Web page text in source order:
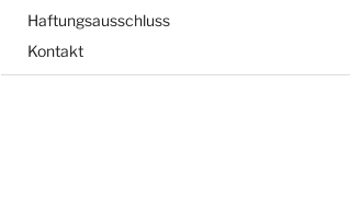
Haftungsausschluss
Kontakt